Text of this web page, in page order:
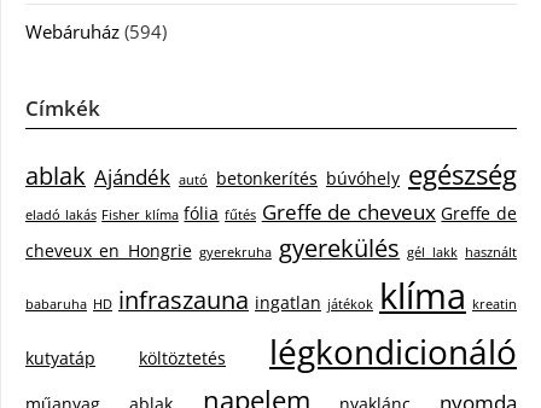
Webáruház (594)
Címkék
ablak Ajándék autó betonkerítés búvóhely egészség
eladó lakás Fisher klíma fólia fűtés Greffe de cheveux Greffe de
cheveux en Hongrie gyerekruha gyerekülés gél lakk használt
babaruha HD infraszauna ingatlan játékok klíma kreatin
kutyatáp költöztetés légkondicionáló
napelem